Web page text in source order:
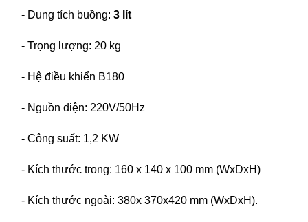
- Dung tích buồng: 3 lít
- Trọng lượng: 20 kg
- Hệ điều khiển B180
- Nguồn điện: 220V/50Hz
- Công suất: 1,2 KW
- Kích thước trong: 160 x 140 x 100 mm (WxDxH)
- Kích thước ngoài: 380x 370x420 mm (WxDxH).